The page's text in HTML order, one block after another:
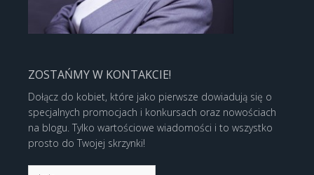
ZOSTAŃMY W KONTAKCIE!
Dołącz do kobiet, które jako pierwsze dowiadują się o
specjalnych promocjach i konkursach oraz nowościach
na blogu. Tylko wartościowe wiadomości i to wszystko
prosto do Twojej skrzynki!